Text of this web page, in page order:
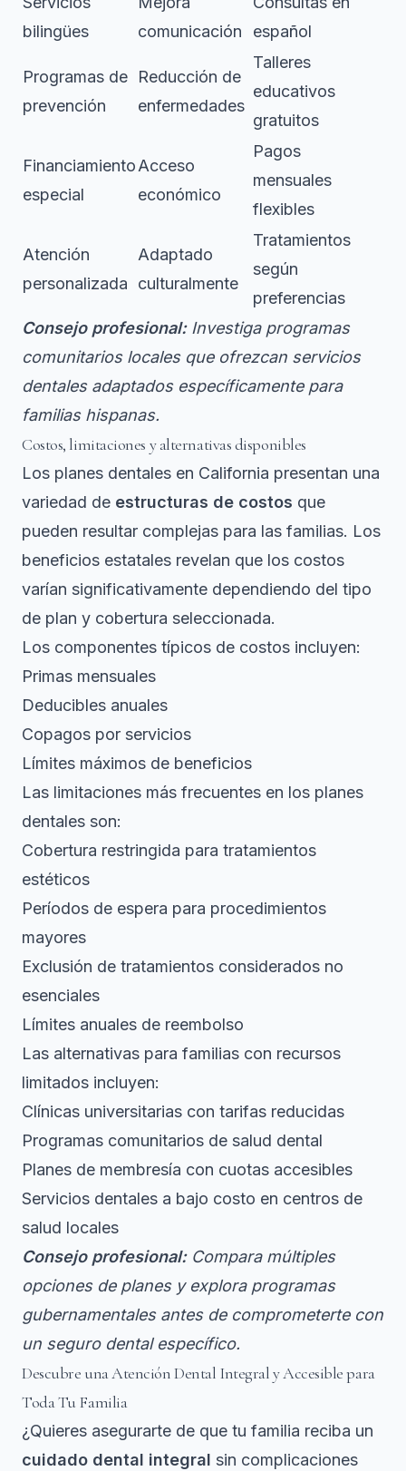
bilingües
comunicación
español
Programas de
prevención
Reducción de
enfermedades
Talleres
educativos
gratuitos
Financiamiento
especial
Acceso
económico
Pagos
mensuales
flexibles
Atención
personalizada
Adaptado
culturalmente
Tratamientos
según
preferencias
Consejo profesional: Investiga programas
comunitarios locales que ofrezcan servicios
dentales adaptados específicamente para
familias hispanas.
Costos, limitaciones y alternativas disponibles
Los planes dentales en California presentan una
variedad de estructuras de costos que
pueden resultar complejas para las familias. Los
beneficios estatales revelan que los costos
varían significativamente dependiendo del tipo
de plan y cobertura seleccionada.
Los componentes típicos de costos incluyen:
Primas mensuales
Deducibles anuales
Copagos por servicios
Límites máximos de beneficios
Las limitaciones más frecuentes en los planes
dentales son:
Cobertura restringida para tratamientos
estéticos
Períodos de espera para procedimientos
mayores
Exclusión de tratamientos considerados no
esenciales
Límites anuales de reembolso
Las alternativas para familias con recursos
limitados incluyen:
Clínicas universitarias con tarifas reducidas
Programas comunitarios de salud dental
Planes de membresía con cuotas accesibles
Servicios dentales a bajo costo en centros de
salud locales
Consejo profesional: Compara múltiples
opciones de planes y explora programas
gubernamentales antes de comprometerte con
un seguro dental específico.
Descubre una Atención Dental Integral y Accesible para
Toda Tu Familia
¿Quieres asegurarte de que tu familia reciba un
cuidado dental integral sin complicaciones